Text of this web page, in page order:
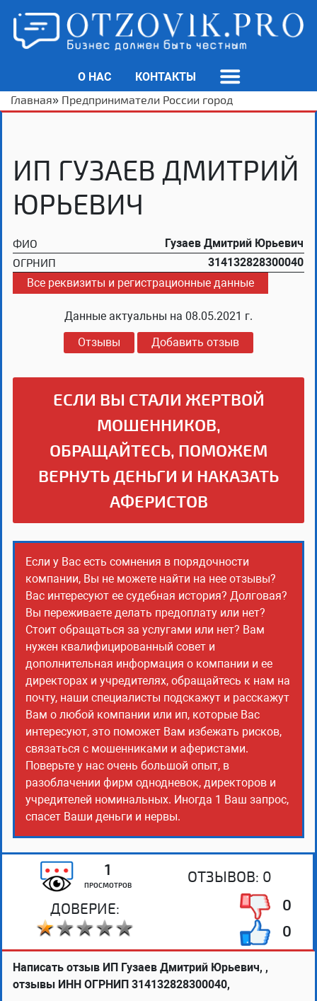
О НАС
КОНТАКТЫ
Главная» Предприниматели России город
ИП ГУЗАЕВ ДМИТРИЙ
ЮРЬЕВИЧ
ФИО
Гузаев Дмитрий Юрьевич
ОГРНИП
314132828300040
Все реквизиты и регистрационные данные
Данные актуальны на 08.05.2021 г.
Отзывы
Добавить отзыв
ЕСЛИ ВЫ СТАЛИ ЖЕРТВОЙ
МОШЕННИКОВ,
ОБРАЩАЙТЕСЬ, ПОМОЖЕМ
ВЕРНУТЬ ДЕНЬГИ И НАКАЗАТЬ
АФЕРИСТОВ
Если у Вас есть сомнения в порядочности
компании, Вы не можете найти на нее отзывы?
Вас интересуют ее судебная история? Долговая?
Вы переживаете делать предоплату или нет?
Стоит обращаться за услугами или нет? Вам
нужен квалифицированный совет и
дополнительная информация о компании и ее
директорах и учредителях, обращайтесь к нам на
почту, наши специалисты подскажут и расскажут
Вам о любой компании или ип, которые Вас
интересуют, это поможет Вам избежать рисков,
связаться с мошенниками и аферистами.
Поверьте у нас очень большой опыт, в
разоблачении фирм однодневок, директоров и
учредителей номинальных. Иногда 1 Ваш запрос,
спасет Ваши деньги и нервы.
1
ПРОСМОТРОВ
ОТЗЫВОВ: 0
ДОВЕРИЕ:
0
0
Написать отзыв ИП Гузаев Дмитрий Юрьевич, ,
отзывы ИНН ОГРНИП 314132828300040,